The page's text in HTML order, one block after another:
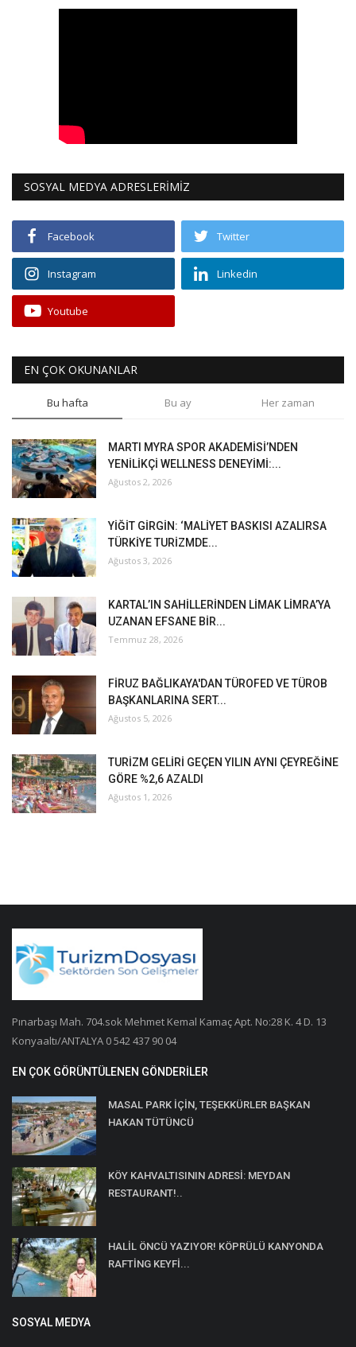
SOSYAL MEDYA ADRESLERİMİZ
Facebook Twitter
Instagram Linkedin
Youtube
EN ÇOK OKUNANLAR
Bu hafta Bu ay Her zaman
MARTI MYRA SPOR AKADEMİSİ’NDEN
YENİLİKÇİ WELLNESS DENEYİMİ:...
Ağustos 2, 2026
YİĞİT GİRGİN: ‘MALİYET BASKISI AZALIRSA
TÜRKİYE TURİZMDE...
Ağustos 3, 2026
KARTAL’IN SAHİLLERİNDEN LİMAK LİMRA’YA
UZANAN EFSANE BİR...
Temmuz 28, 2026
FİRUZ BAĞLIKAYA'DAN TÜROFED VE TÜROB
BAŞKANLARINA SERT...
Ağustos 5, 2026
TURİZM GELİRİ GEÇEN YILIN AYNI ÇEYREĞİNE
GÖRE %2,6 AZALDI
Ağustos 1, 2026
Pınarbaşı Mah. 704.sok Mehmet Kemal Kamaç Apt. No:28 K. 4 D. 13
Konyaaltı/ANTALYA 0 542 437 90 04
EN ÇOK GÖRÜNTÜLENEN GÖNDERILER
MASAL PARK İÇİN, TEŞEKKÜRLER BAŞKAN
HAKAN TÜTÜNCÜ
KÖY KAHVALTISININ ADRESİ: MEYDAN
RESTAURANT!..
HALİL ÖNCÜ YAZIYOR! KÖPRÜLÜ KANYONDA
RAFTİNG KEYFİ...
SOSYAL MEDYA